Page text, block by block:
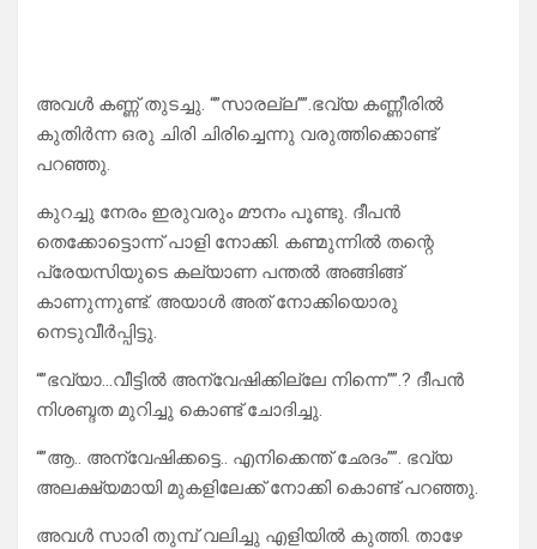
അവൾ കണ്ണ് തുടച്ചു. “”സാരല്ല””.ഭവ്യ കണ്ണീരിൽ
കുതിർന്ന ഒരു ചിരി ചിരിച്ചെന്നു വരുത്തിക്കൊണ്ട്
പറഞ്ഞു.
കുറച്ചു നേരം ഇരുവരും മൗനം പൂണ്ടു. ദീപൻ
തെക്കോട്ടൊന്ന് പാളി നോക്കി. കണ്മുന്നിൽ തന്റെ
പ്രേയസിയുടെ കല്യാണ പന്തൽ അങ്ങിങ്ങ്
കാണുന്നുണ്ട്. അയാൾ അത് നോക്കിയൊരു
നെടുവീർപ്പിട്ടു.
“”ഭവ്യാ…വീട്ടിൽ അന്വേഷിക്കില്ലേ നിന്നെ””.? ദീപൻ
നിശബ്ദത മുറിച്ചു കൊണ്ട് ചോദിച്ചു.
“”ആ.. അന്വേഷിക്കട്ടെ.. എനിക്കെന്ത് ഛേദം””. ഭവ്യ
അലക്ഷ്യമായി മുകളിലേക്ക് നോക്കി കൊണ്ട് പറഞ്ഞു.
അവൾ സാരി തുമ്പ് വലിച്ചു എളിയിൽ കുത്തി. താഴേ